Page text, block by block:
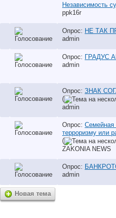
Независимость
ppk16r
Опрос: НЕ ТАК
аdmin
Опрос: ГРАДУС
аdmin
Опрос: ЗНАК
(
аdmin
Опрос: Семейная
терроризму или
(
ZAKONIA NEWS
Опрос:
аdmin
Новая тема